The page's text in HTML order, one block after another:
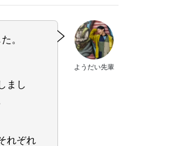
ようだい先輩
。
まし
れぞれ